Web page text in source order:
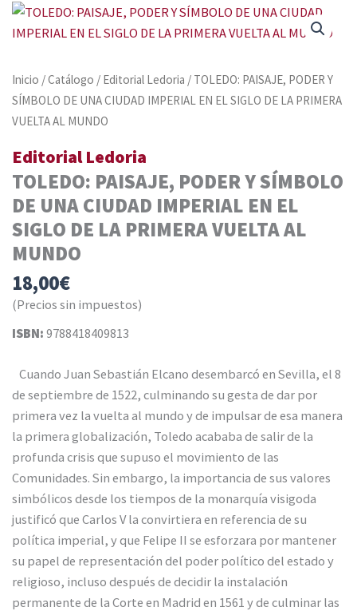
Inicio /Catálogo / Editorial Ledoria / TOLEDO: PAISAJE, PODER Y
SÍMBOLO DE UNA CIUDAD IMPERIAL EN EL SIGLO DE LA PRIMERA
VUELTA AL MUNDO
Editorial Ledoria
TOLEDO: PAISAJE, PODER Y SÍMBOLO
DE UNA CIUDAD IMPERIAL EN EL
SIGLO DE LA PRIMERA VUELTA AL
MUNDO
18,00€
(Precios sin impuestos)
ISBN: 9788418409813
Cuando Juan Sebastián Elcano desembarcó en Sevilla, el 8
de septiembre de 1522, culminando su gesta de dar por
primera vez la vuelta al mundo y de impulsar de esa manera
la primera globalización, Toledo acababa de salir de la
profunda crisis que supuso el movimiento de las
Comunidades. Sin embargo, la importancia de sus valores
simbólicos desde los tiempos de la monarquía visigoda
justificó que Carlos V la convirtiera en referencia de su
política imperial, y que Felipe II se esforzara por mantener
su papel de representación del poder político del estado y
religioso, incluso después de decidir la instalación
permanente de la Corte en Madrid en 1561 y de culminar las